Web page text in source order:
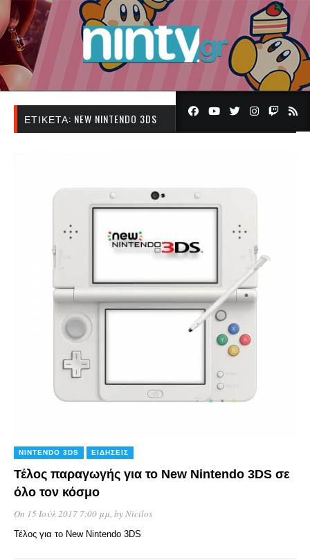
ΕΤΙΚΈΤΑ: NEW NINTENDO 3DS
NINTENDO 3DS ΕΙΔΉΣΕΙΣ
Τέλος παραγωγής για το New Nintendo 3DS σε
όλο τον κόσμο
On 15 Ιούλ 2017 7:00 μμ, byNicilos
Τέλος για το New Nintendo 3DS